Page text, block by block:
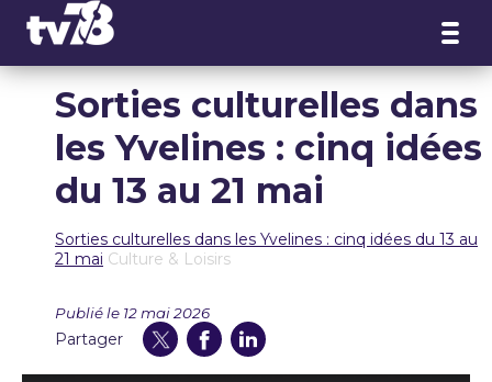
Sorties culturelles dans
les Yvelines : cinq idées
du 13 au 21 mai
Sorties culturelles dans les Yvelines : cinq idées du 13 au
21 mai Culture & Loisirs
Publié le 12 mai 2026
Partager
Panneau de gestion des cookies